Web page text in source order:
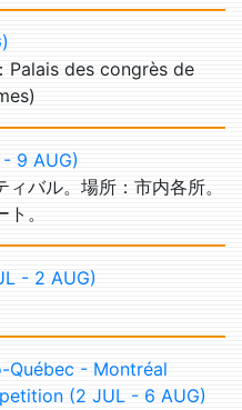
Palais des congrès de
9 AUG)
バル。場所：市内各所。
。
- 2 AUG)
Québec - Montréal
(2 JUL - 6 AUG)